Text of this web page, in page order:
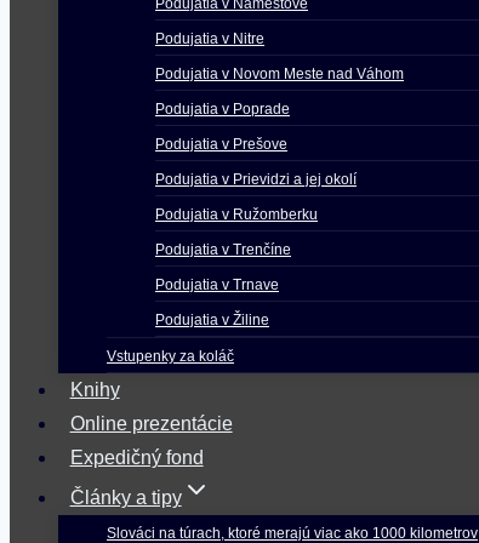
Podujatia v Námestove
Podujatia v Nitre
Podujatia v Novom Meste nad Váhom
Podujatia v Poprade
Podujatia v Prešove
Podujatia v Prievidzi a jej okolí
Podujatia v Ružomberku
Podujatia v Trenčíne
Podujatia v Trnave
Podujatia v Žiline
Vstupenky za koláč
Knihy
Online prezentácie
Expedičný fond
Články a tipy
Slováci na túrach, ktoré merajú viac ako 1000 kilometrov